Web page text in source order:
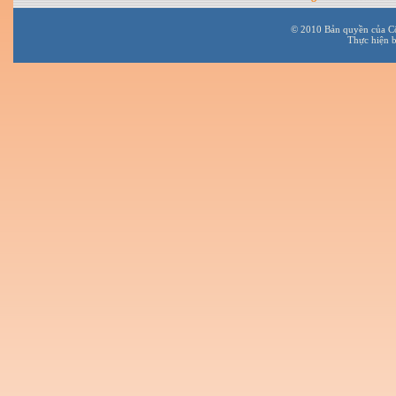
© 2010 Bản quyền của
Thực hiện